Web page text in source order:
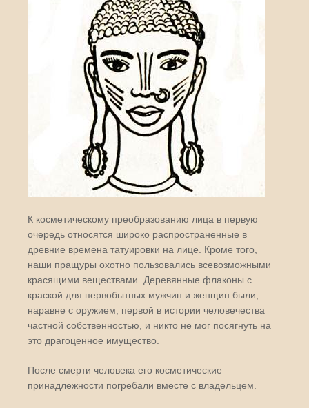
К косметическому преобразованию лица в первую
очередь относятся широко распространенные в
древние времена татуировки на лице. Кроме того,
наши пращуры охотно пользовались всевозможными
красящими веществами. Деревянные флаконы с
краской для первобытных мужчин и женщин были,
наравне с оружием, первой в истории человечества
частной собственностью, и никто не мог посягнуть на
это драгоценное имущество.
После смерти человека его косметические
принадлежности погребали вместе с владельцем.